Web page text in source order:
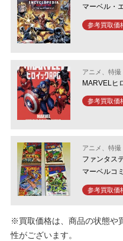
マーベル・
参考買取価
アニメ、特
MARVELヒ
参考買取価
アニメ、特
ファンタス
マーベルコ
参考買取価
※買取価格は、商品の状態や
性がございます。